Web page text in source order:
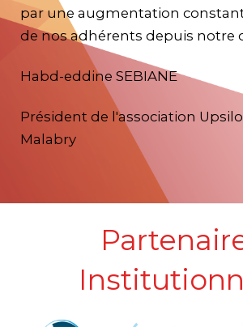
par une augmentation
de nos adhérents depuis notre
Habd-eddine SEBIANE
Président de l'association
Malabry